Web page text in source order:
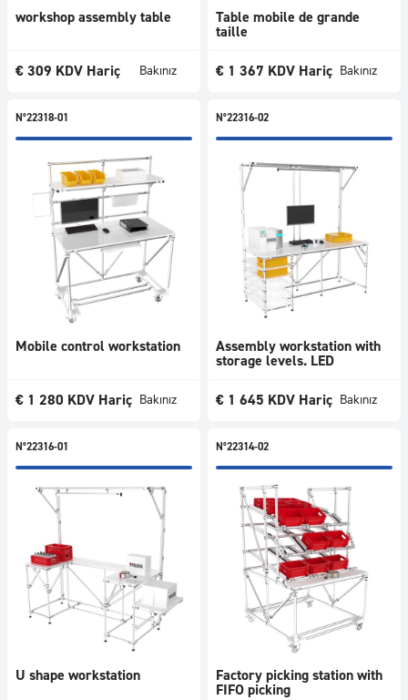
workshop assembly table
€ 309 KDV Hariç Bakınız
Table mobile de grande
taille
€ 1 367 KDV Hariç Bakınız
N°22318-01
Mobile control workstation
€ 1 280 KDV Hariç Bakınız
N°22316-02
Assembly workstation with
storage levels. LED
€ 1 645 KDV Hariç Bakınız
N°22316-01
U shape workstation
N°22314-02
Factory picking station with
FIFO picking